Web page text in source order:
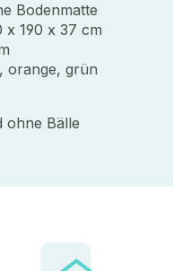
Bodenmatte
x 190 x 37 cm
orange, grün
ohne Bälle